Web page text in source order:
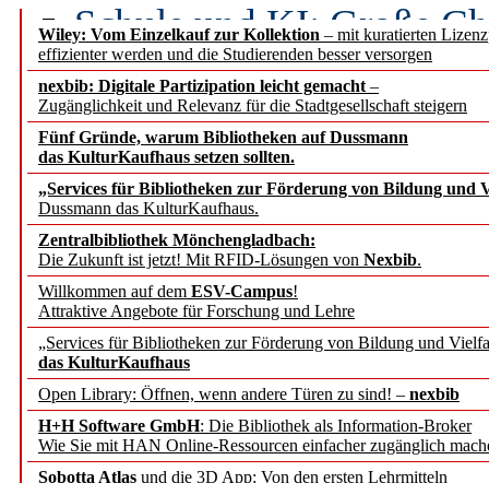
Wiley: Vom Einzelkauf zur Kollektion – mit kuratierten
effizienter werden und die Studierenden besser versorgen
nexbib: Digitale Partizipation leicht gemacht –
Zugänglichkeit und Relevanz für die Stadtgesellschaft steigern
Fünf Gründe, warum Bibliotheken auf Dussmann
das KulturKaufhaus setzen sollten.
„Services für Bibliotheken zur Förderung von Bildung und
Dussmann das KulturKaufhaus.
Zentralbibliothek Mönchengladbach:
Die Zukunft ist jetzt! Mit RFID-Lösungen von Nexbib.
Willkommen auf dem ESV-Campus!
Attraktive Angebote für Forschung und Lehre
„Services für Bibliotheken zur Förderung von Bildung und
das KulturKaufhaus
Open Library: Öffnen, wenn andere Türen zu sind! – nexbib
H+H Software GmbH: Die Bibliothek als Information-Broker
Wie Sie mit HAN Online-Ressourcen einfacher zugänglich
Sobotta Atlas und die 3D App: Von den ersten Lehrmitteln
Schule und KI: Große
Voraussetzungen
Erfolgreiches erstes
Segment Research –
angepasst
konstruktiv!
Mohr Siebeck
und die Zeitschrift für
Francke Attempto